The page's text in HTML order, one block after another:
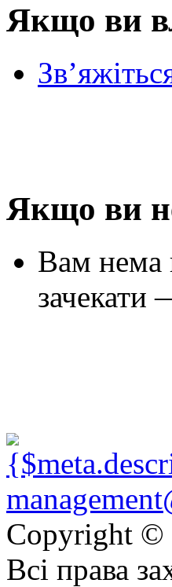
Якщо ви
Якщо ви
Вам нема
зачекати
Copyright ©
Всі права